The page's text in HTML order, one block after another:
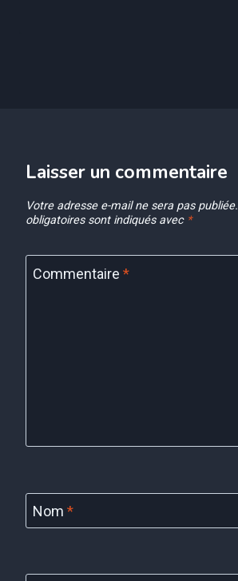
Laisser un commentaire
Votre adresse e-mail ne sera pas publiée.
obligatoires sont indiqués avec *
Commentaire *
Nom *